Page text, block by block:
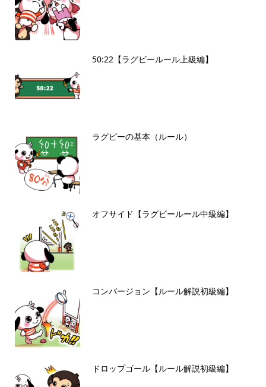
50:22【ラグビールール上級編】
ラグビーの基本（ルール）
オフサイド【ラグビールール中級編】
コンバージョン【ルール解説初級編】
ドロップゴール【ルール解説初級編】